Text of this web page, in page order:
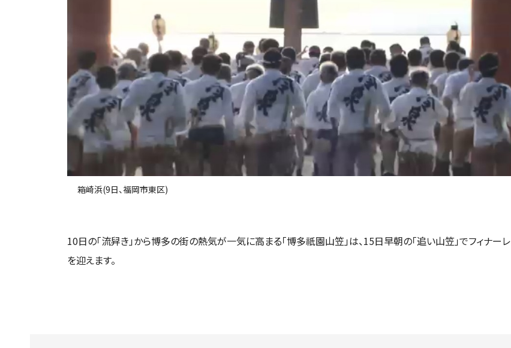
箱崎浜(9日、福岡市東区)
10日の「流舁き」から博多の街の熱気が一気に高まる「博多祇園山笠」は、15日早朝の「追い山笠」でフィナーレ
を迎えます。